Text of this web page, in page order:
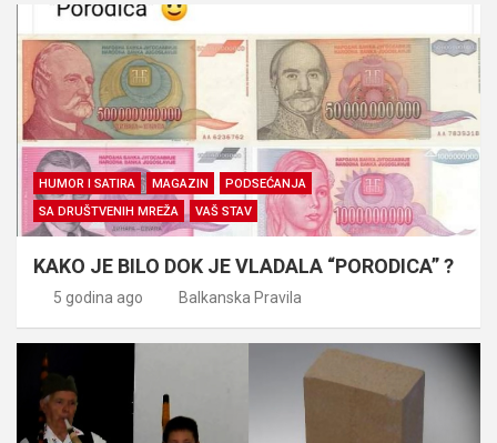
HUMOR I SATIRA MAGAZIN
PODSEĆANJA
SA DRUŠTVENIH MREŽA
VAŠ STAV
KAKO JE BILO DOK JE VLADALA “PORODICA” ?
5 godina ago Balkanska Pravila